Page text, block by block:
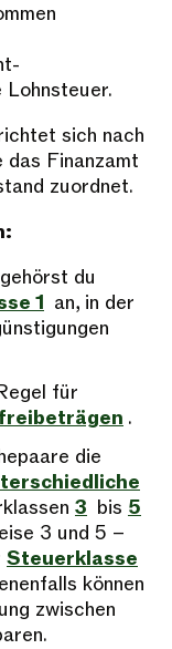
sich nach
das Finanzamt
zuordnet.
du
1 an, in der
für
.
die
3 bis 5
3 und 5 –
Steuerklasse
können
zwischen